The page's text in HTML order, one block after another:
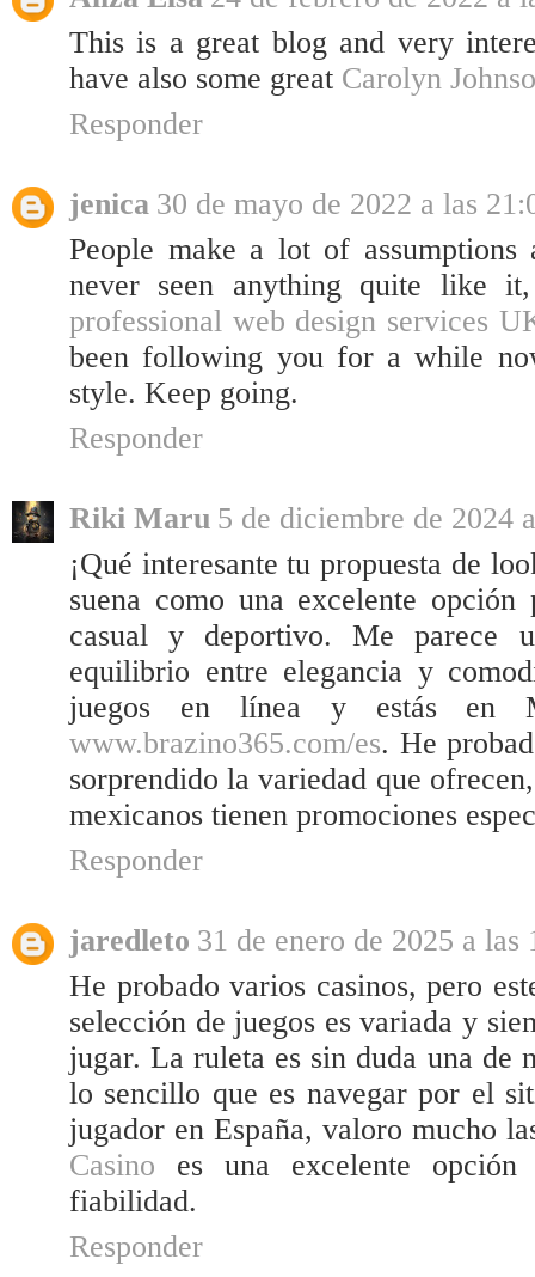
This is a great blog and very
have also some great Carolyn
Responder
jenica 30 de mayo de 2022 a las
People make a lot of
never seen anything quite like
professional web design services
been following you for a while
style. Keep going.
Responder
Riki Maru 5 de diciembre de 2024
¡Qué interesante tu propuesta de
suena como una excelente
casual y deportivo. Me parece
equilibrio entre elegancia y
juegos en línea y estás en
www.brazino365.com/es. He
sorprendido la variedad que
mexicanos tienen promociones
Responder
jaredleto 31 de enero de 2025 a las
He probado varios casinos, pero
selección de juegos es variada y
jugar. La ruleta es sin duda una de
lo sencillo que es navegar por el
jugador en España, valoro mucho
Casino es una excelente
fiabilidad.
Responder